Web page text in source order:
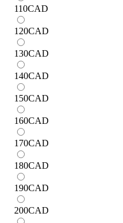
110CAD
120CAD
130CAD
140CAD
150CAD
160CAD
170CAD
180CAD
190CAD
200CAD